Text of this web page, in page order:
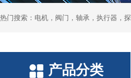
热门搜索：电机，阀门，轴承，执行器，
产品分类